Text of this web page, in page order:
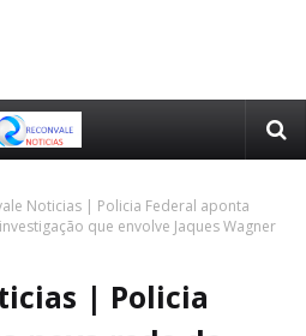
Noticias | Policia Federal aponta
que envolve Jaques Wagner
| Policia